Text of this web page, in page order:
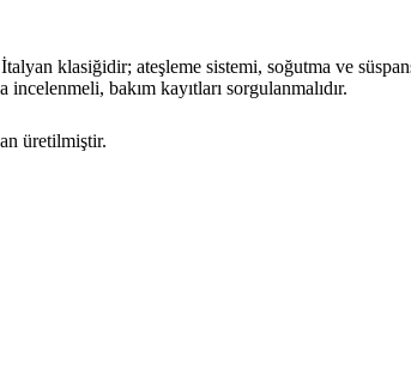
klasiğidir; ateşleme sistemi, soğutma ve
bakım kayıtları sorgulanmalıdır.
üretilmiştir.